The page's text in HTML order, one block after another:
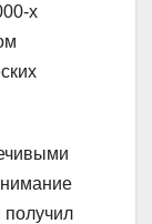
х
получил